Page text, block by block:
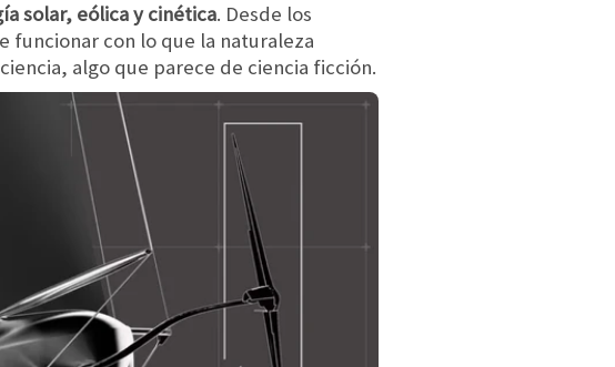
solar, eólica y cinética. Desde los
funcionar con lo que la naturaleza
algo que parece de ciencia ficción.